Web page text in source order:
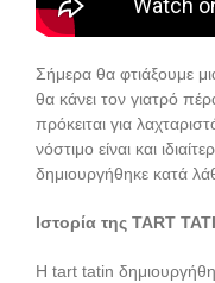
Σήμερα θα φτιάξουμε
θα κάνει τον γιατρό
πρόκειται για
νόστιμο είναι και
δημιουργήθηκε κατά
Ιστορία της TART
Η tart tatin